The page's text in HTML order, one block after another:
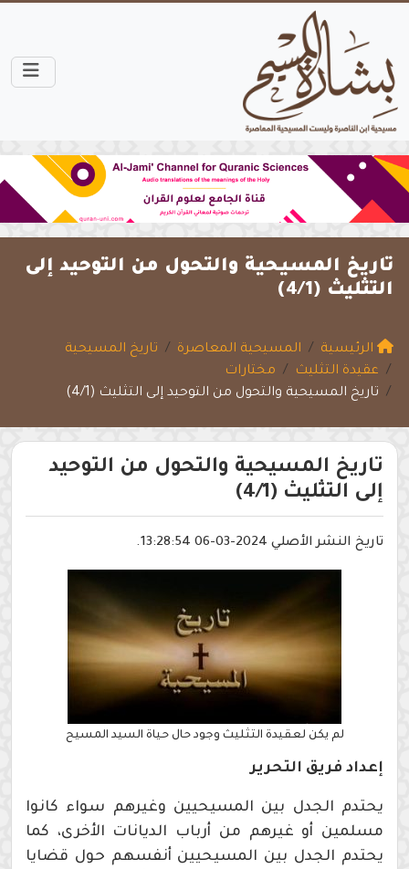
تاريخ المسيحية والتحول من التوحيد إلى
التثليث (4/1)
الرئيسية المسيحية المعاصرة
تاريخ المسيحية
عقيدة التثليث
مختارات
تاريخ المسيحية والتحول من التوحيد إلى التثليث (4/1)
تاريخ المسيحية والتحول من التوحيد
إلى التثليث (4/1)
تاريخ النشر الأصلي 2024-03-06 13:28:54.
لم يكن لعقيدة التثليث وجود حال حياة السيد المسيح
إعداد فريق التحرير
يحتدم الجدل بين المسيحيين وغيرهم سواء كانوا
مسلمين أو غيرهم من أرباب الديانات الأخرى، كما
يحتدم الجدل بين المسيحيين أنفسهم حول قضايا